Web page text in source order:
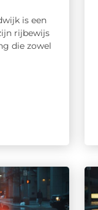
is een
rijbewijs
die zowel